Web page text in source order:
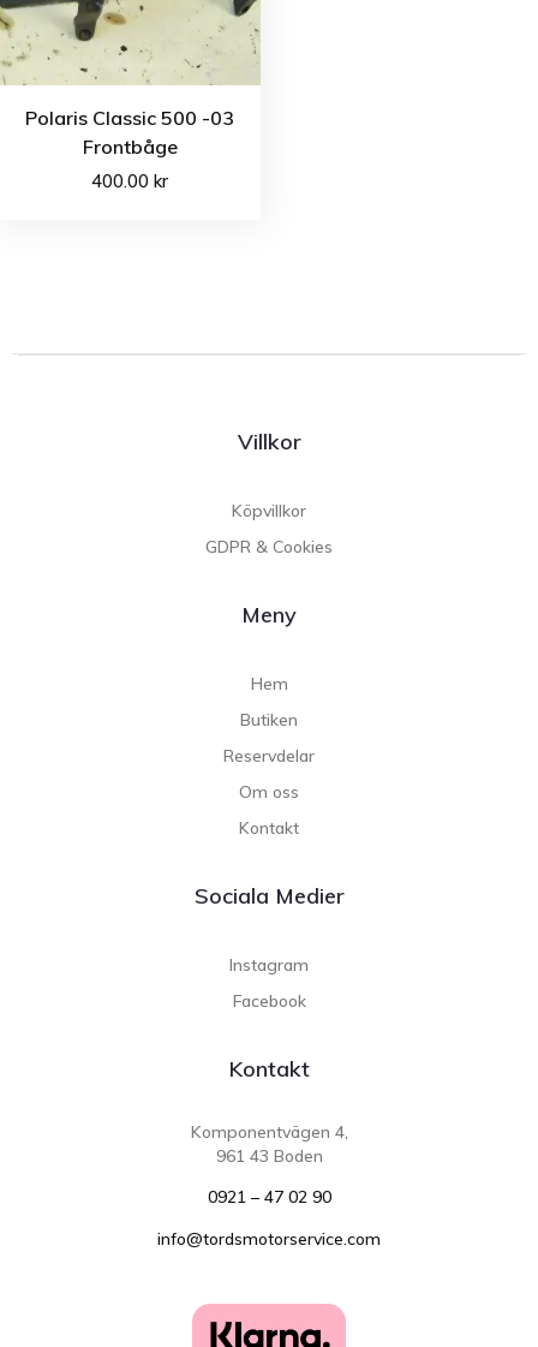
Polaris Classic 500 -03
Frontbåge
400.00kr
Villkor
Köpvillkor
GDPR & Cookies
Meny
Hem
Butiken
Reservdelar
Om oss
Kontakt
Sociala Medier
Instagram
Facebook
Kontakt
Komponentvägen 4,
961 43 Boden
0921 – 47 02 90
info@tordsmotorservice.com